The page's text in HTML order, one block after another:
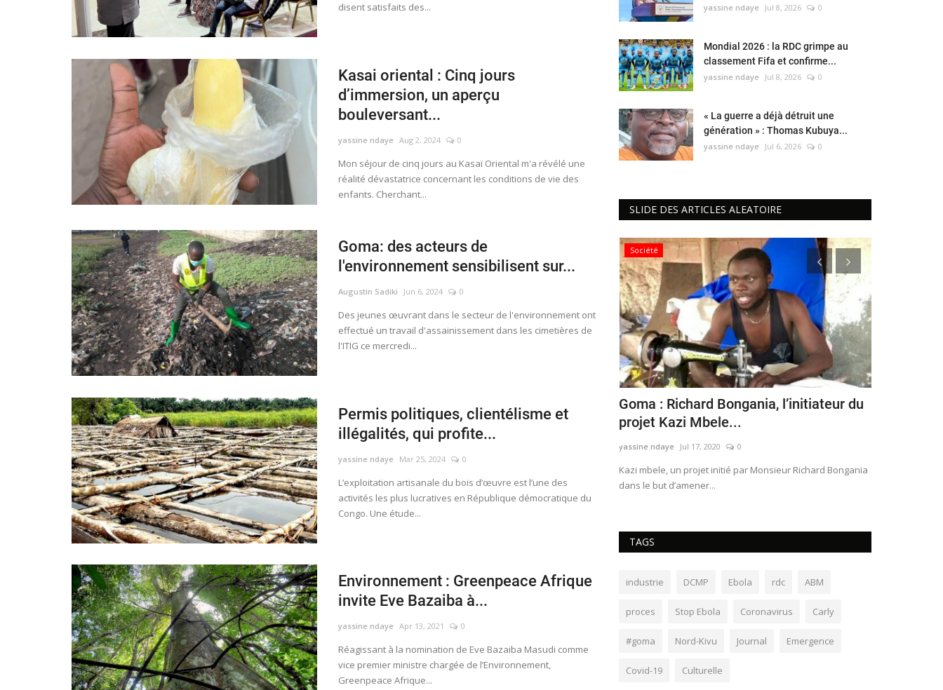
disent satisfaits des...
Kasai oriental : Cinq jours
d’immersion, un aperçu
bouleversant...
yassine ndaye Aug 2, 2024 0
Mon séjour de cinq jours au Kasaï Oriental m'a révélé une
réalité dévastatrice concernant les conditions de vie des
enfants. Cherchant...
Goma: des acteurs de
l'environnement sensibilisent sur...
Augustin Sadiki Jun 6, 2024 0
Des jeunes œuvrant dans le secteur de l'environnement ont
effectué un travail d'assainissement dans les cimetières de
l'ITIG ce mercredi...
Permis politiques, clientélisme et
illégalités, qui profite...
yassine ndaye Mar 25, 2024 0
L’exploitation artisanale du bois d’œuvre est l’une des
activités les plus lucratives en République démocratique du
Congo. Une étude...
Environnement : Greenpeace Afrique
invite Eve Bazaiba à...
yassine ndaye Apr 13, 2021 0
​​​​​​​Réagissant à la nomination de Eve Bazaiba Masudi comme
vice premier ministre chargée de l’Environnement,
Greenpeace Afrique...
yassine ndaye Jul 8, 2026 0
Mondial 2026 : la RDC grimpe au
classement Fifa et confirme...
yassine ndaye Jul 8, 2026 0
« La guerre a déjà détruit une
génération » : Thomas Kubuya...
yassine ndaye Jul 6, 2026 0
SLIDE DES ARTICLES ALEATOIRE
voix n’est pas
à vendre a lancé la
Politique&Sécurité
Beni-territoire : Dix personnes tuées par
les présumés...
yassine ndaye May 21, 2018 0
Dix personnes ont été tuées dans une incursion des
rebelles présumés ADF à MBAU-MANGBOKO...
Politique&Sécurité
Goma : L’insécurité grandissante en
commune de Karisimbi...
de la commune de Karisimbi...
Société
Goma : Richard Bongania, l’initiateur du
projet Kazi Mbele...
yassine ndaye Jul 17, 2020 0
​​​​​​​Kazi mbele, un projet initié par Monsieur Richard Bongania
dans le but d’amener...
TAGS
industrie DCMP Ebola rdc ABM
proces Stop Ebola Coronavirus Carly
#goma Nord-Kivu Journal Emergence
Covid-19 Culturelle